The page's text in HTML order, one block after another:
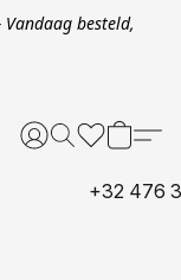
besteld,
+32 476